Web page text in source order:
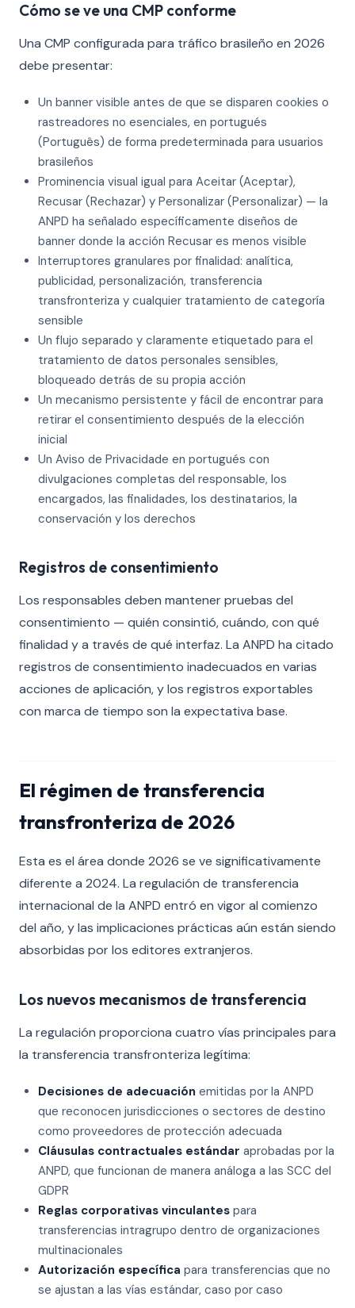
Cómo se ve una CMP conforme
Una CMP configurada para tráfico brasileño en 2026
debe presentar:
Un banner visible antes de que se disparen cookies o
rastreadores no esenciales, en portugués
(Português) de forma predeterminada para usuarios
brasileños
Prominencia visual igual para Aceitar (Aceptar),
Recusar (Rechazar) y Personalizar (Personalizar) — la
ANPD ha señalado específicamente diseños de
banner donde la acción Recusar es menos visible
Interruptores granulares por finalidad: analítica,
publicidad, personalización, transferencia
transfronteriza y cualquier tratamiento de categoría
sensible
Un flujo separado y claramente etiquetado para el
tratamiento de datos personales sensibles,
bloqueado detrás de su propia acción
Un mecanismo persistente y fácil de encontrar para
retirar el consentimiento después de la elección
inicial
Un Aviso de Privacidade en portugués con
divulgaciones completas del responsable, los
encargados, las finalidades, los destinatarios, la
conservación y los derechos
Registros de consentimiento
Los responsables deben mantener pruebas del
consentimiento — quién consintió, cuándo, con qué
finalidad y a través de qué interfaz. La ANPD ha citado
registros de consentimiento inadecuados en varias
acciones de aplicación, y los registros exportables
con marca de tiempo son la expectativa base.
El régimen de transferencia
transfronteriza de 2026
Esta es el área donde 2026 se ve significativamente
diferente a 2024. La regulación de transferencia
internacional de la ANPD entró en vigor al comienzo
del año, y las implicaciones prácticas aún están siendo
absorbidas por los editores extranjeros.
Los nuevos mecanismos de transferencia
La regulación proporciona cuatro vías principales para
la transferencia transfronteriza legítima:
Decisiones de adecuación emitidas por la ANPD
que reconocen jurisdicciones o sectores de destino
como proveedores de protección adecuada
Cláusulas contractuales estándar aprobadas por la
ANPD, que funcionan de manera análoga a las SCC del
GDPR
Reglas corporativas vinculantes para
transferencias intragrupo dentro de organizaciones
multinacionales
Autorización específica para transferencias que no
se ajustan a las vías estándar, caso por caso